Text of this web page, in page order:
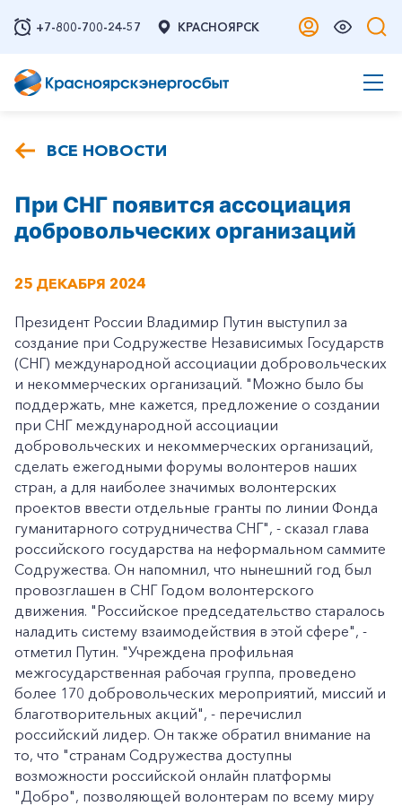
+7-800-700-24-57 КРАСНОЯРСК
ВСЕ НОВОСТИ
При СНГ появится ассоциация
добровольческих организаций
25 ДЕКАБРЯ 2024
Президент России Владимир Путин выступил за
создание при Содружестве Независимых Государств
(СНГ) международной ассоциации добровольческих
и некоммерческих организаций. "Можно было бы
поддержать, мне кажется, предложение о создании
при СНГ международной ассоциации
добровольческих и некоммерческих организаций,
сделать ежегодными форумы волонтеров наших
стран, а для наиболее значимых волонтерских
проектов ввести отдельные гранты по линии Фонда
гуманитарного сотрудничества СНГ", - сказал глава
российского государства на неформальном саммите
Содружества. Он напомнил, что нынешний год был
провозглашен в СНГ Годом волонтерского
движения. "Российское председательство старалось
наладить систему взаимодействия в этой сфере", -
отметил Путин. "Учреждена профильная
межгосударственная рабочая группа, проведено
более 170 добровольческих мероприятий, миссий и
благотворительных акций", - перечислил
российский лидер. Он также обратил внимание на
то, что "странам Содружества доступны
возможности российской онлайн платформы
"Добро", позволяющей волонтерам по всему миру